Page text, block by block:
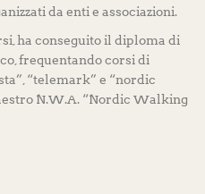
da enti e associazioni.
ha conseguito il diploma di
frequentando corsi di
“telemark” e “nordic
N.W.A. “Nordic Walking